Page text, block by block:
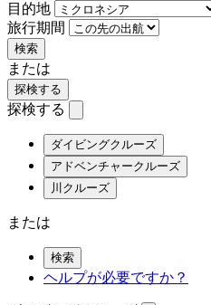
目的地
旅行期間
検索
または
探検する
探検する
ダイビングクルーズ
アドベンチャークルーズ
川クルーズ
または
検索
ヘルプが必要ですか？